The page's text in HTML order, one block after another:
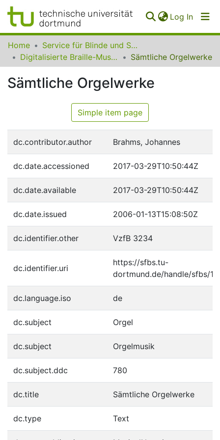
Log In
Communities
Collections
All of SfBS
Home
Service für Blinde und Sehbehinderte der UB Dortmund
Digitalisierte Braille-Musik-Matrizen des VzfB
Sämtliche Orgelwerke
Sämtliche Orgelwerke
Simple item page
dc.contributor.author Brahms, Johannes
dc.date.accessioned 2017-03-29T10:50:44Z
dc.date.available 2017-03-29T10:50:44Z
dc.date.issued 2006-01-13T15:08:50Z
dc.identifier.other VzfB 3234
dc.identifier.uri
https://sfbs.tu-
dortmund.de/handle/sfbs/
dc.language.iso de
dc.subject Orgel
dc.subject Orgelmusik
dc.subject.ddc 780
dc.title Sämtliche Orgelwerke
dc.type Text